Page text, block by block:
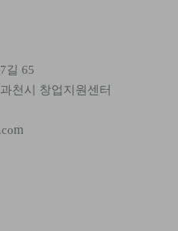
길 65
천시 창업지원센터
m